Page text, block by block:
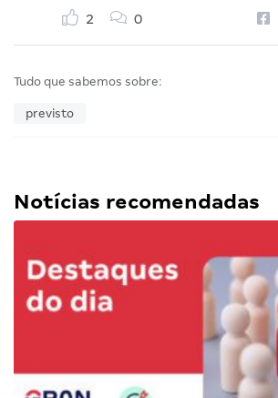
2 0
Tudo que sabemos sobre:
previsto
Notícias recomendadas